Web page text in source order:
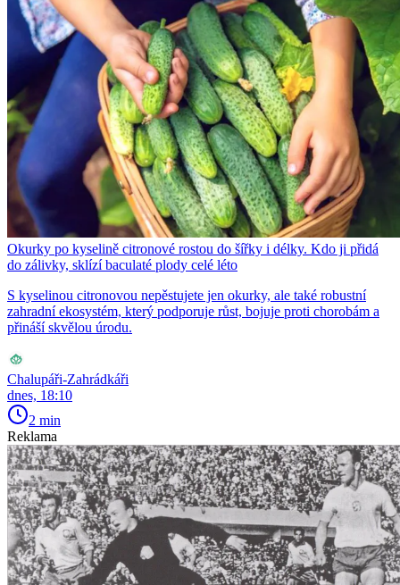
Okurky po kyselině citronové rostou do šířky i délky. Kdo ji přidá
do zálivky, sklízí baculaté plody celé léto
S kyselinou citronovou nepěstujete jen okurky, ale také robustní
zahradní ekosystém, který podporuje růst, bojuje proti chorobám a
přináší skvělou úrodu.
Chalupáři-Zahrádkáři
dnes, 18:10
2 min
Reklama